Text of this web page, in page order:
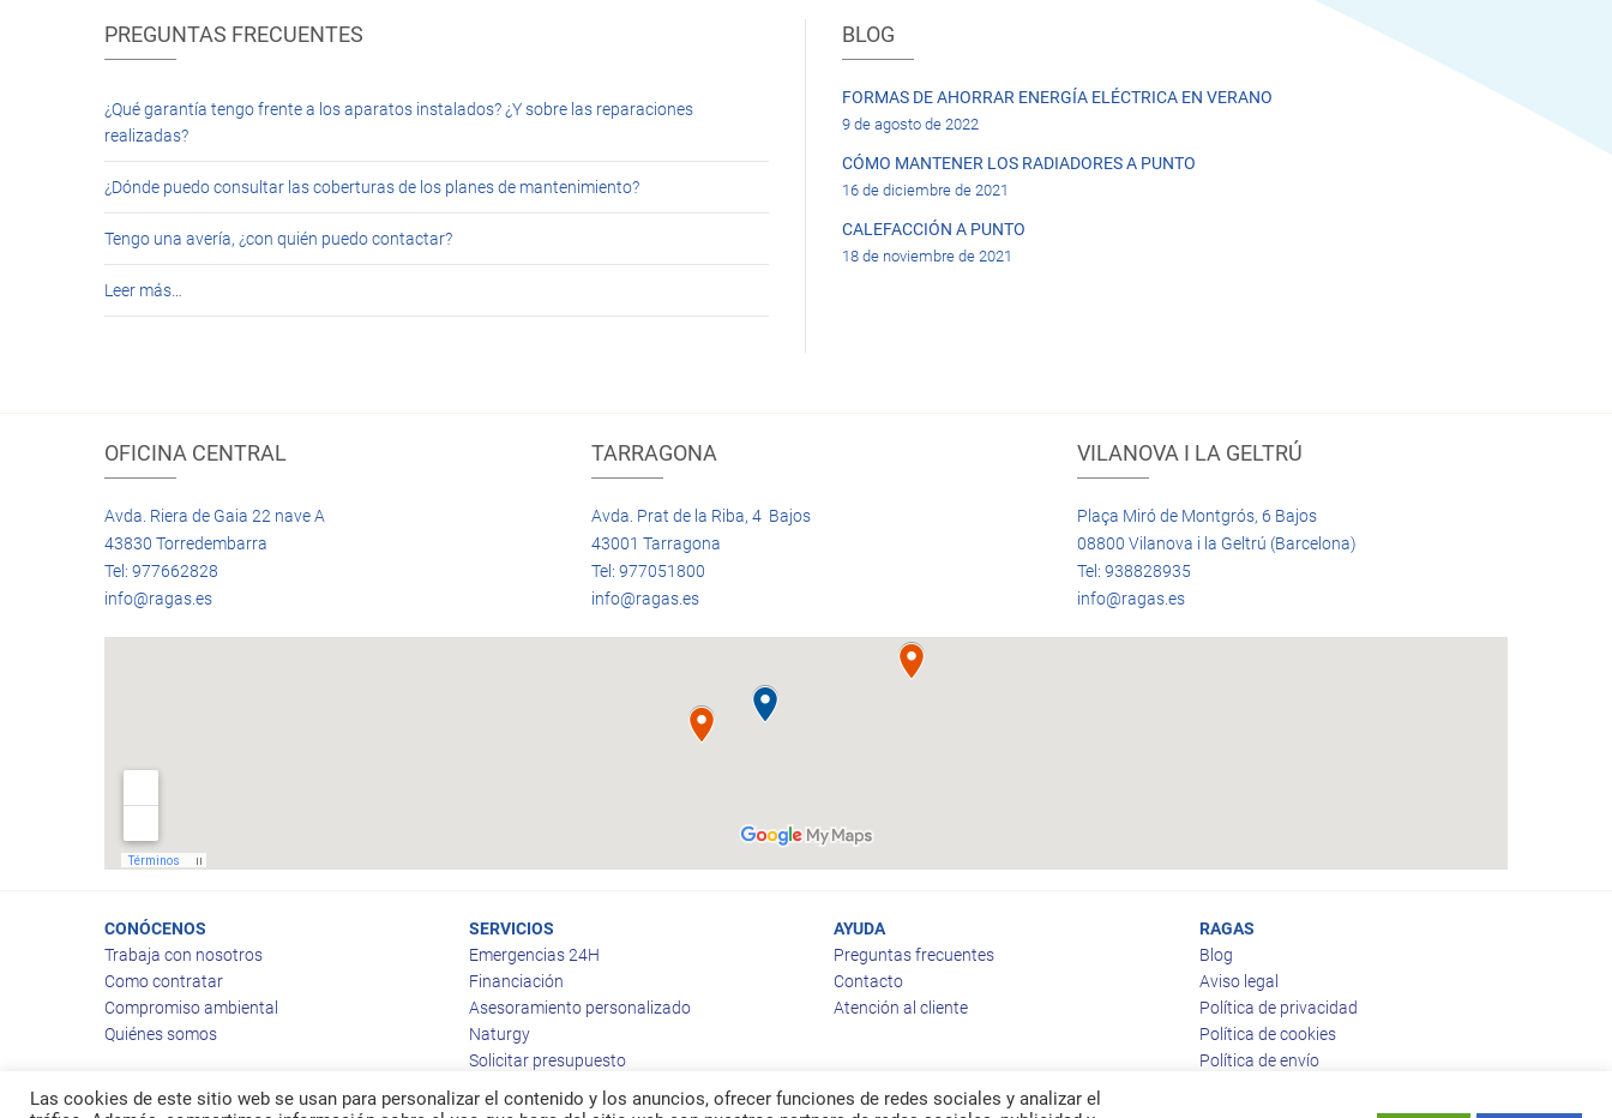
PREGUNTAS FRECUENTES
¿Qué garantía tengo frente a los aparatos instalados? ¿Y sobre las reparaciones
realizadas?
¿Dónde puedo consultar las coberturas de los planes de mantenimiento?
Tengo una avería, ¿con quién puedo contactar?
Leer más…
BLOG
FORMAS DE AHORRAR ENERGÍA ELÉCTRICA EN VERANO
9 de agosto de 2022
CÓMO MANTENER LOS RADIADORES A PUNTO
16 de diciembre de 2021
CALEFACCIÓN A PUNTO
18 de noviembre de 2021
OFICINA CENTRAL
Avda. Riera de Gaia 22 nave A
43830 Torredembarra
Tel: 977662828
info@ragas.es
TARRAGONA
Avda. Prat de la Riba, 4 Bajos
43001 Tarragona
Tel: 977051800
info@ragas.es
VILANOVA I LA GELTRÚ
Plaça Miró de Montgrós, 6 Bajos
08800 Vilanova i la Geltrú (Barcelona)
Tel: 938828935
info@ragas.es
CONÓCENOS
Trabaja con nosotros
Como contratar
Compromiso ambiental
Quiénes somos
SERVICIOS
Emergencias 24H
Financiación
Asesoramiento personalizado
Naturgy
Solicitar presupuesto
AYUDA
Preguntas frecuentes
Contacto
Atención al cliente
RAGAS
Blog
Aviso legal
Política de privacidad
Política de cookies
Política de envío
Las cookies de este sitio web se usan para personalizar el contenido y los anuncios, ofrecer funciones de redes sociales y analizar el